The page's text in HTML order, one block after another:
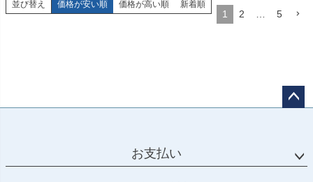
並び替え 価格が安い順 価格が高い順 新着順
1 2 5
お支払い